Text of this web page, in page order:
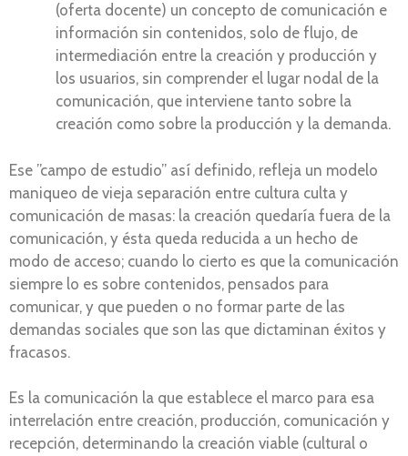
(oferta docente) un concepto de comunicación e
información sin contenidos, solo de flujo, de
intermediación entre la creación y producción y
los usuarios, sin comprender el lugar nodal de la
comunicación, que interviene tanto sobre la
creación como sobre la producción y la demanda.
Ese ”campo de estudio” así definido, refleja un modelo
maniqueo de vieja separación entre cultura culta y
comunicación de masas: la creación quedaría fuera de la
comunicación, y ésta queda reducida a un hecho de
modo de acceso; cuando lo cierto es que la comunicación
siempre lo es sobre contenidos, pensados para
comunicar, y que pueden o no formar parte de las
demandas sociales que son las que dictaminan éxitos y
fracasos.
Es la comunicación la que establece el marco para esa
interrelación entre creación, producción, comunicación y
recepción, determinando la creación viable (cultural o